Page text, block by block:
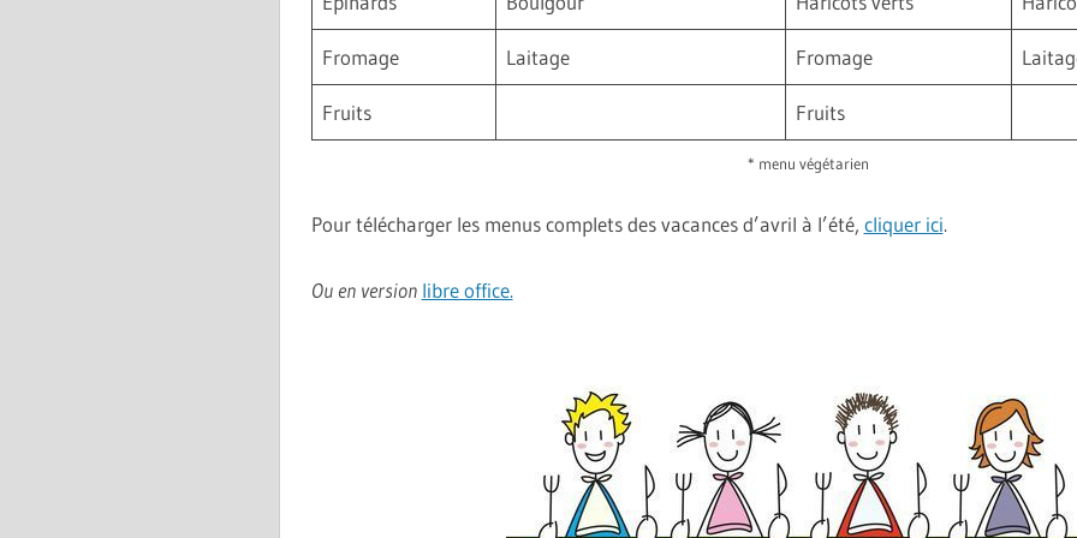
Fromage Laitage Fromage
Fruits Fruits
* menu végétarien
Pour télécharger les menus complets des vacances d’avril à l’été, cliquer ici.
Ou en version libre office.